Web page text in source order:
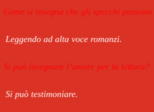
Come si insegna che gli specchi
Leggendo ad alta voce romanzi.
Si può insegnare l’amore per la lettura?
Si può testimoniare.